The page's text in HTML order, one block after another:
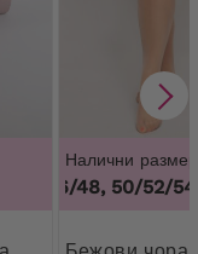
Налични
44/46/48, 50/52/54,